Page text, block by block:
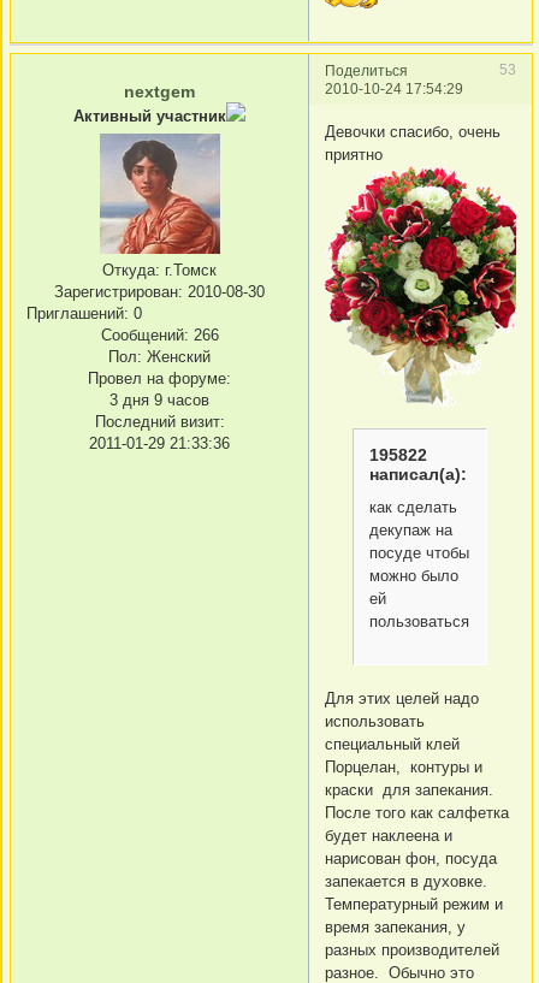
Поделиться
53
2010-10-24 17:54:29
nextgem
Активный участник
Откуда: г.Томск
Зарегистрирован: 2010-08-30
Приглашений: 0
Сообщений: 266
Пол: Женский
Провел на форуме:
3 дня 9 часов
Последний визит:
2011-01-29 21:33:36
Девочки спасибо, очень
приятно
195822
написал(а):
как сделать
декупаж на
посуде чтобы
можно было
ей
пользоваться
Для этих целей надо
использовать
специальный клей
Порцелан, контуры и
краски для запекания.
После того как салфетка
будет наклеена и
нарисован фон, посуда
запекается в духовке.
Температурный режим и
время запекания, у
разных производителей
разное. Обычно это